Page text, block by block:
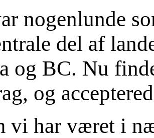
nogenlunde
del af
og BC. Nu
og
vi har været i